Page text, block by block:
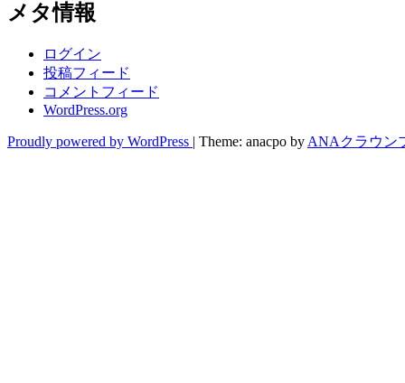
メタ情報
ログイン
投稿フィード
コメントフィード
WordPress.org
Proudly powered by WordPress | Theme: anacpo by ANAクラウン